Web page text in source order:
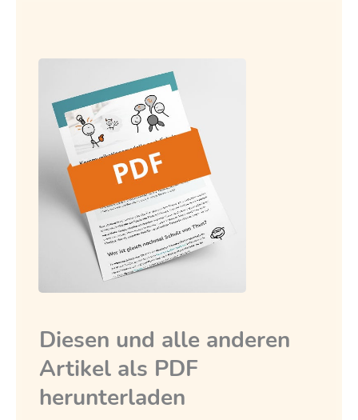
Diesen und alle anderen
Artikel als PDF
herunterladen